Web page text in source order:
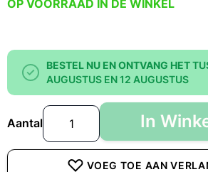
OP VOORRAAD IN DE WINKEL
BESTEL NU EN ONTVANG HET
AUGUSTUS EN 12 AUGUSTUS
Aantal In
VOEG TOE AAN